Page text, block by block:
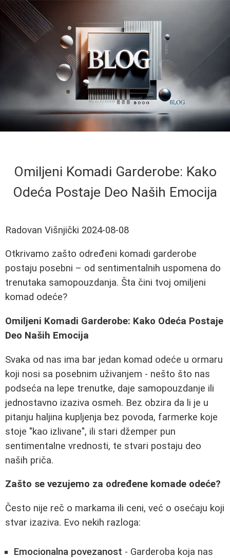
Omiljeni Komadi Garderobe: Kako
Odeća Postaje Deo Naših Emocija
Radovan Višnjički 2024-08-08
Otkrivamo zašto određeni komadi garderobe
postaju posebni – od sentimentalnih uspomena do
trenutaka samopouzdanja. Šta čini tvoj omiljeni
komad odeće?
Omiljeni Komadi Garderobe: Kako Odeća Postaje
Deo Naših Emocija
Svaka od nas ima bar jedan komad odeće u ormaru
koji nosi sa posebnim uživanjem - nešto što nas
podseća na lepe trenutke, daje samopouzdanje ili
jednostavno izaziva osmeh. Bez obzira da li je u
pitanju haljina kupljenja bez povoda, farmerke koje
stoje "kao izlivane", ili stari džemper pun
sentimentalne vrednosti, te stvari postaju deo
naših priča.
Zašto se vezujemo za određene komade odeće?
Često nije reč o markama ili ceni, već o osećaju koji
stvar izaziva. Evo nekih razloga:
Emocionalna povezanost - Garderoba koja nas